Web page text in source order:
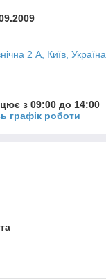
2 А, Київ, Україна
з 09:00 до 14:00
графік роботи